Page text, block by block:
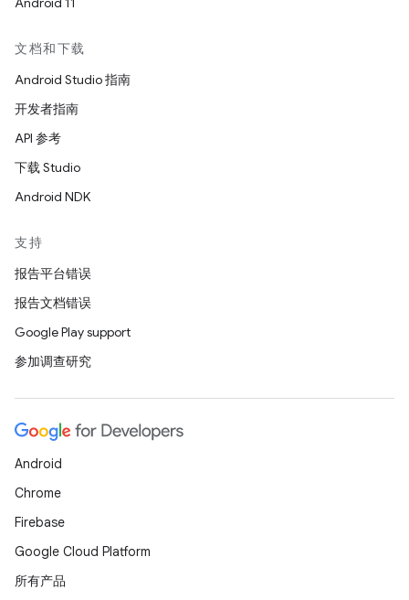
文档和下载
Android Studio 指南
开发者指南
API 参考
下载 Studio
Android NDK
支持
报告平台错误
报告文档错误
Google Play support
参加调查研究
Android
Chrome
Firebase
Google Cloud Platform
所有产品